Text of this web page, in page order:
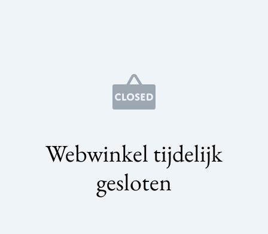
Webwinkel tijdelijk
gesloten